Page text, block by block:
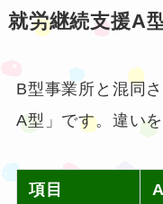
就労継続支援A
B型事業所と混同
A型」です。違い
項目